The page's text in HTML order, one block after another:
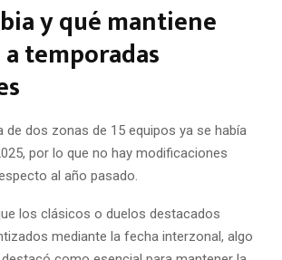
y qué mantiene
temporadas
de dos zonas de 15 equipos ya se había
por lo que no hay modificaciones
al año pasado.
los clásicos o duelos destacados
mediante la fecha interzonal, algo